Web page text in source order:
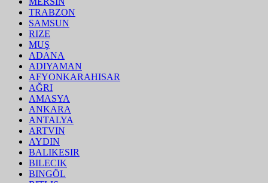
TRABZON
SAMSUN
RIZE
MUŞ
ADANA
ADIYAMAN
AFYONKARAHISAR
AĞRI
AMASYA
ANKARA
ANTALYA
ARTVIN
AYDIN
BALIKESIR
BILECIK
BINGÖL